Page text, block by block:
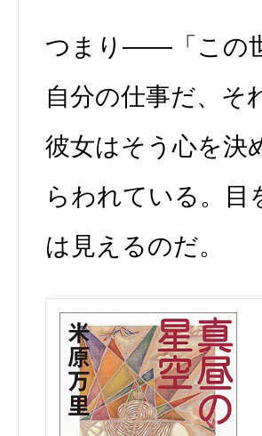
つまり――「この
自分の仕事だ、
彼女はそう心を決
らわれている。
は見えるのだ。